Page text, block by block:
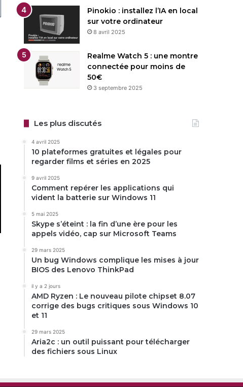
Pinokio : installez l’IA en local
sur votre ordinateur
8 avril 2025
Realme Watch 5 : une montre
connectée pour moins de
50€
3 septembre 2025
Les plus discutés
4 avril 2025
10 plateformes gratuites et légales pour
regarder films et séries en 2025
9 avril 2025
Comment repérer les applications qui
vident la batterie sur Windows 11
5 mai 2025
Skype s’éteint : la fin d’une ère pour les
appels vidéo, cap sur Microsoft Teams
29 mars 2025
Un bug Windows complique les mises à jour
BIOS des Lenovo ThinkPad
il y a 2 jours
AMD Ryzen : Le nouveau pilote chipset 8.07
corrige des bugs critiques sous Windows 10
et 11
29 mars 2025
Aria2c : un outil puissant pour télécharger
des fichiers sous Linux